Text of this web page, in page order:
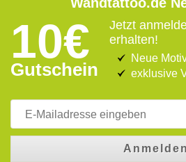
10€
Gutschein
Jetzt
erhalten!
Neue
exklusive
Anmelden